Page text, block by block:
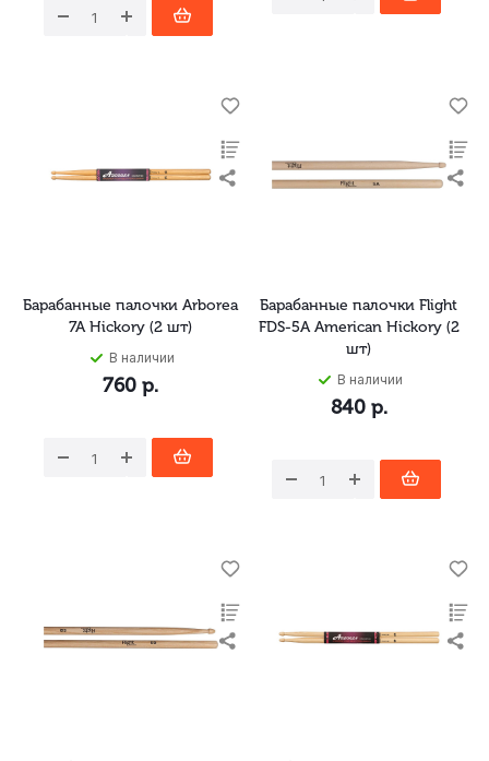
Барабанные палочки Arborea
7A Hickory (2 шт)
В наличии
760 р.
Барабанные палочки Flight
FDS-5A American Hickory (2
шт)
В наличии
840р.